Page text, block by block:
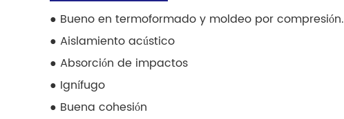
● Bueno en termoformado y moldeo por compresión.
● Aislamiento acústico
● Absorción de impactos
● Ignífugo
● Buena cohesión